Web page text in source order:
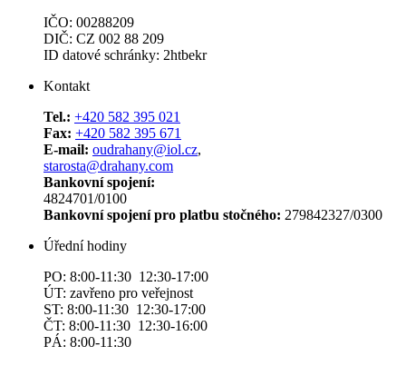
IČO: 00288209
DIČ: CZ 002 88 209
ID datové schránky: 2htbekr
Kontakt
Tel.: +420 582 395 021
Fax: +420 582 395 671
E-mail: oudrahany@iol.cz,
starosta@drahany.com
Bankovní spojení:
4824701/0100
Bankovní spojení pro platbu stočného: 279842327/0300
Úřední hodiny
PO: 8:00-11:30 12:30-17:00
ÚT: zavřeno pro veřejnost
ST: 8:00-11:30 12:30-17:00
ČT: 8:00-11:30 12:30-16:00
PÁ: 8:00-11:30